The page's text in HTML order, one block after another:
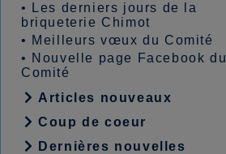
•
Les derniers jours de la
briqueterie Chimot
• Meilleurs vœux du Comité
• Nouvelle page Facebook du
Comité
Articles nouveaux
Coup de coeur
Dernières nouvelles